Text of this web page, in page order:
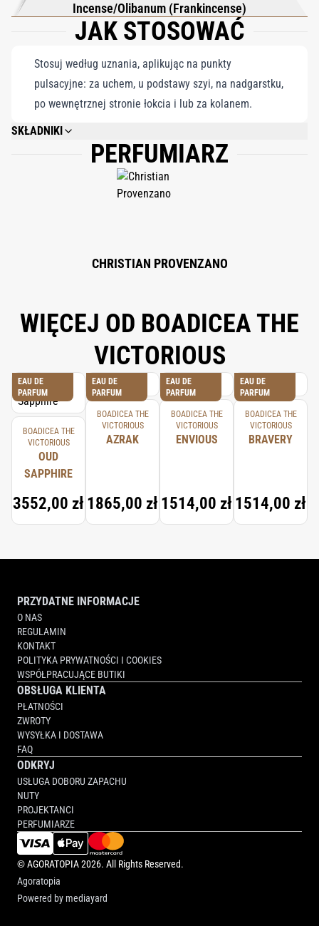
Incense/Olibanum (Frankincense)
JAK STOSOWAĆ
Stosuj według uznania, aplikując na punkty
pulsacyjne: za uchem, u podstawy szyi, na nadgarstku,
po wewnętrznej stronie łokcia i lub za kolanem.
SKŁADNIKI
ALCOHOL DENAT. (SD ALCOHOL 40-B), PARFUM (FRAGRANCE),
CITRONELLOL, GERANIOL, LINALOOL, BHT, ALPHA-ISO-METHYL IONONE,
ISOEUGENOL, CITRAL, EUGENOL, CINNAMYL ALCOHOL, BENZYL
PERFUMIARZ
CHRISTIAN PROVENZANO
WIĘCEJ OD BOADICEA THE
VICTORIOUS
EAU DE
PARFUM
BOADICEA THE
VICTORIOUS
OUD
SAPPHIRE
3552,00 zł
EAU DE
PARFUM
BOADICEA THE
VICTORIOUS
AZRAK
1865,00 zł
EAU DE
PARFUM
BOADICEA THE
VICTORIOUS
ENVIOUS
1514,00 zł
EAU DE
PARFUM
BOADICEA THE
VICTORIOUS
BRAVERY
1514,00 zł
PRZYDATNE INFORMACJE
O NAS
REGULAMIN
KONTAKT
POLITYKA PRYWATNOŚCI I COOKIES
WSPÓŁPRACUJĄCE BUTIKI
OBSŁUGA KLIENTA
PŁATNOŚCI
ZWROTY
WYSYŁKA I DOSTAWA
FAQ
ODKRYJ
USŁUGA DOBORU ZAPACHU
NUTY
PROJEKTANCI
PERFUMIARZE
©AGORATOPIA2026. All Rights Reserved.
Agoratopia
Powered by mediayard